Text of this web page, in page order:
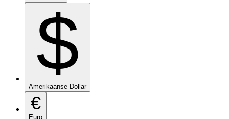
$
Amerikaanse Dollar
€
Euro